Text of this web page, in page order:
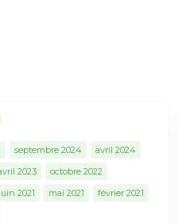
septembre 2024
avril 2024
2023
octobre 2022
juin 2021 mai 2021
février 2021